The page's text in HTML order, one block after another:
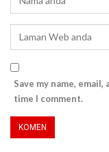
Save my name,
time I comment.